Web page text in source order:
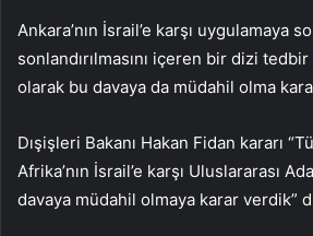
Ankara’nın İsrail’e karşı uygulamaya
sonlandırılmasını içeren bir dizi
olarak bu davaya da müdahil olma
Dışişleri Bakanı Hakan Fidan kararı
Afrika’nın İsrail’e karşı Uluslararası
davaya müdahil olmaya karar verdik”